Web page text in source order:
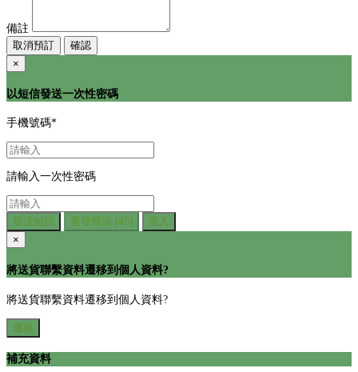
備註
取消預訂
確認
×
以短信發送一次性密碼
手機號碼*
請輸入一次性密碼
發送短訊 重發簡訊 (45)
登入
×
將送貨聯繫資料遷移到個人資料?
將送貨聯繫資料遷移到個人資料?
遷移
補充資料